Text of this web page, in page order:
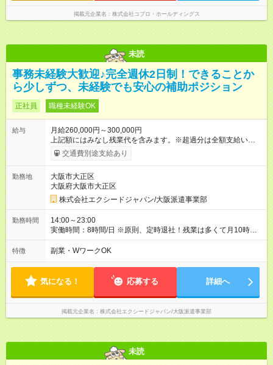
掲載元企業名 株式会社コプロ・ホールディングス
未読
事務未経験大歓迎♪完全週休2日制！できることか
ら少しずつ、未経験でも安心の補助ポジション
正社員 職種未経験OK
給与
月給260,000円～300,000円
上記額にはみなし残業代を含みます。※超過分は全額支給いたし
ます。 みなし残業代 15,875円／月 みなし残業時間 10時間／月
※経験・能力を考慮の上、当社規定により優遇いたします。 ※月
当 】 ■交通費支給（規定有） ■残業手当（全額） ■役職手当
（月3万円～20万円） ■資格手当（月3000円～28万円） ■住宅手
当（月5万円～10万円／規定有） ■扶養手当（1万円／月） ■子
供手当（1人5000円／月） 【 試用期間 】 試用期間は2ヶ月で
す ※その他、給与・待遇の変更はありません 【試用期間】試用
期間あり 試用期間の長さ：2ヶ月 雇用形態、給与は本採用時と
須となっております。未記入の場合は応募が無効となる可能性
がございます。
交通費別途支給あり
勤務地
大阪市大正区
大阪府大阪市大正区
株式会社エクシードジャパン/大阪派遣事業部
勤務時間
14:00～23:00
実働時間：8時間/日 ※原則、定時退社！残業は多くて月10時間
程度です
特徴 副業・WワークOK
気になる！ 応募する 詳細へ
掲載元企業名 株式会社エクシードジャパン/大阪派遣事業部
未読